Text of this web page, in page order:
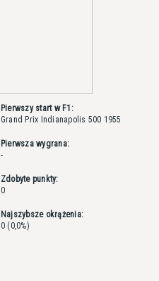
Pierwszy start w F1:
Grand Prix Indianapolis 500 1955
Pierwsza wygrana:
-
Zdobyte punkty:
0
Najszybsze okrążenia:
0 (0,0%)